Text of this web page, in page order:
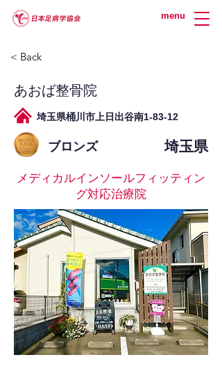
menu
< Back
あおば整骨院
埼玉県桶川市上日出谷南1-83-12
ブロンズ 埼玉県
メディカルインソールフィッティン
グ対応治療院